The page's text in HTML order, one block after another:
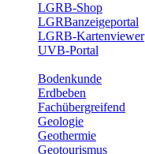
LGRB-Shop
LGRBanzeigeportal
LGRB-Kartenviewer
UVB-Portal
Bodenkunde
Erdbeben
Fachübergreifend
Geologie
Geothermie
Geotourismus